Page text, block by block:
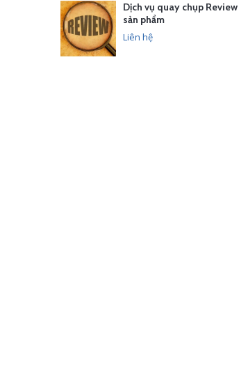
Dịch vụ quay chụp Review
sản phẩm
Liên hệ